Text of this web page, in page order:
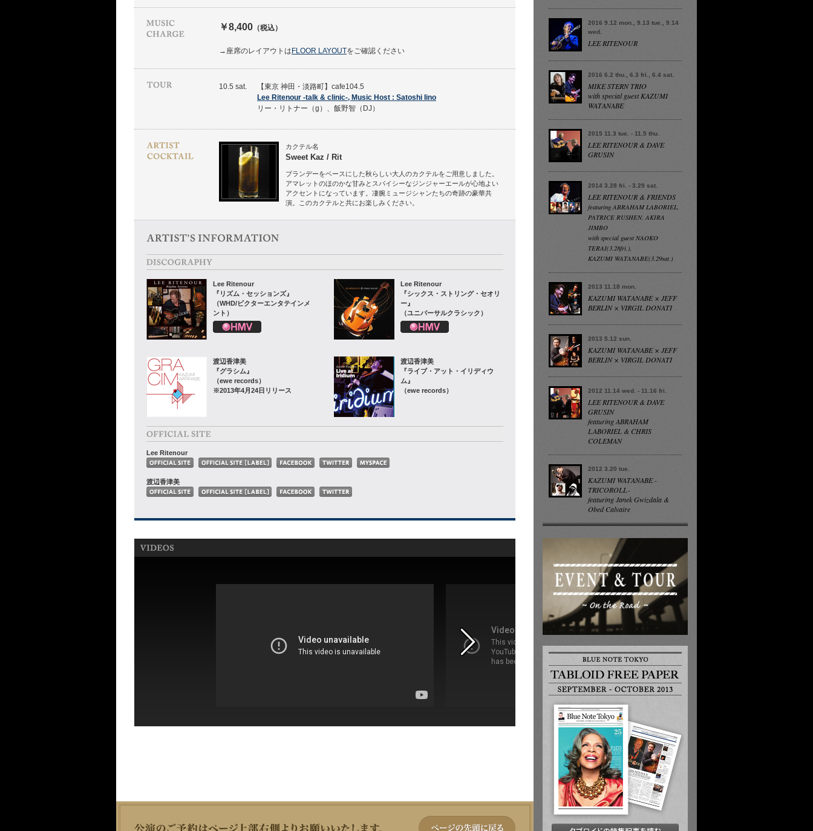
￥8,400 （税込）
→座席のレイアウトは FLOOR LAYOUTをご確認ください
10.5 sat.
【東京 神田・淡路町】cafe104.5
Lee Ritenour -talk & clinic-, Music Host : Satoshi Iino
リー・リトナー（g）、飯野智（DJ）
カクテル名
Sweet Kaz / Rit
ブランデーをベースにした秋らしい大人のカクテルをご用意しました。
アマレットのほのかな甘みとスパイシーなジンジャーエールが心地よい
アクセントになっています。凄腕ミュージシャンたちの奇跡の豪華共
演。このカクテルと共にお楽しみください。
Lee Ritenour
『リズム・セッションズ』
（WHD/ビクターエンタテインメ
ント）
Lee Ritenour
『シックス・ストリング・セオリ
ー』
（ユニバーサルクラシック）
渡辺香津美
『グラシム』
（ewe records）
※2013年4月24日リリース
渡辺香津美
『ライブ・アット・イリディウ
ム』
（ewe records）
Lee Ritenour
渡辺香津美
2016 9.12 mon., 9.13 tue., 9.14
wed.
LEE RITENOUR
2016 6.2 thu., 6.3 fri., 6.4 sat.
MIKE STERN TRIO
with special guest KAZUMI
WATANABE
2015 11.3 tue. - 11.5 thu.
LEE RITENOUR & DAVE
GRUSIN
2014 3.28 fri. - 3.29 sat.
LEE RITENOUR & FRIENDS
featuring ABRAHAM LABORIEL,
PATRICE RUSHEN, AKIRA
JIMBO
with special guest NAOKO
TERAI(3.28fri.),
KAZUMI WATANABE(3.29sat.)
2013 11.18 mon.
KAZUMI WATANABE × JEFF
BERLIN × VIRGIL DONATI
2013 5.12 sun.
KAZUMI WATANABE × JEFF
BERLIN × VIRGIL DONATI
2012 11.14 wed. - 11.16 fri.
LEE RITENOUR & DAVE
GRUSIN
featuring ABRAHAM
LABORIEL & CHRIS
COLEMAN
2012 3.20 tue.
KAZUMI WATANABE -
TRICOROLL-
featuring Janek Gwizdala &
Obed Calvaire